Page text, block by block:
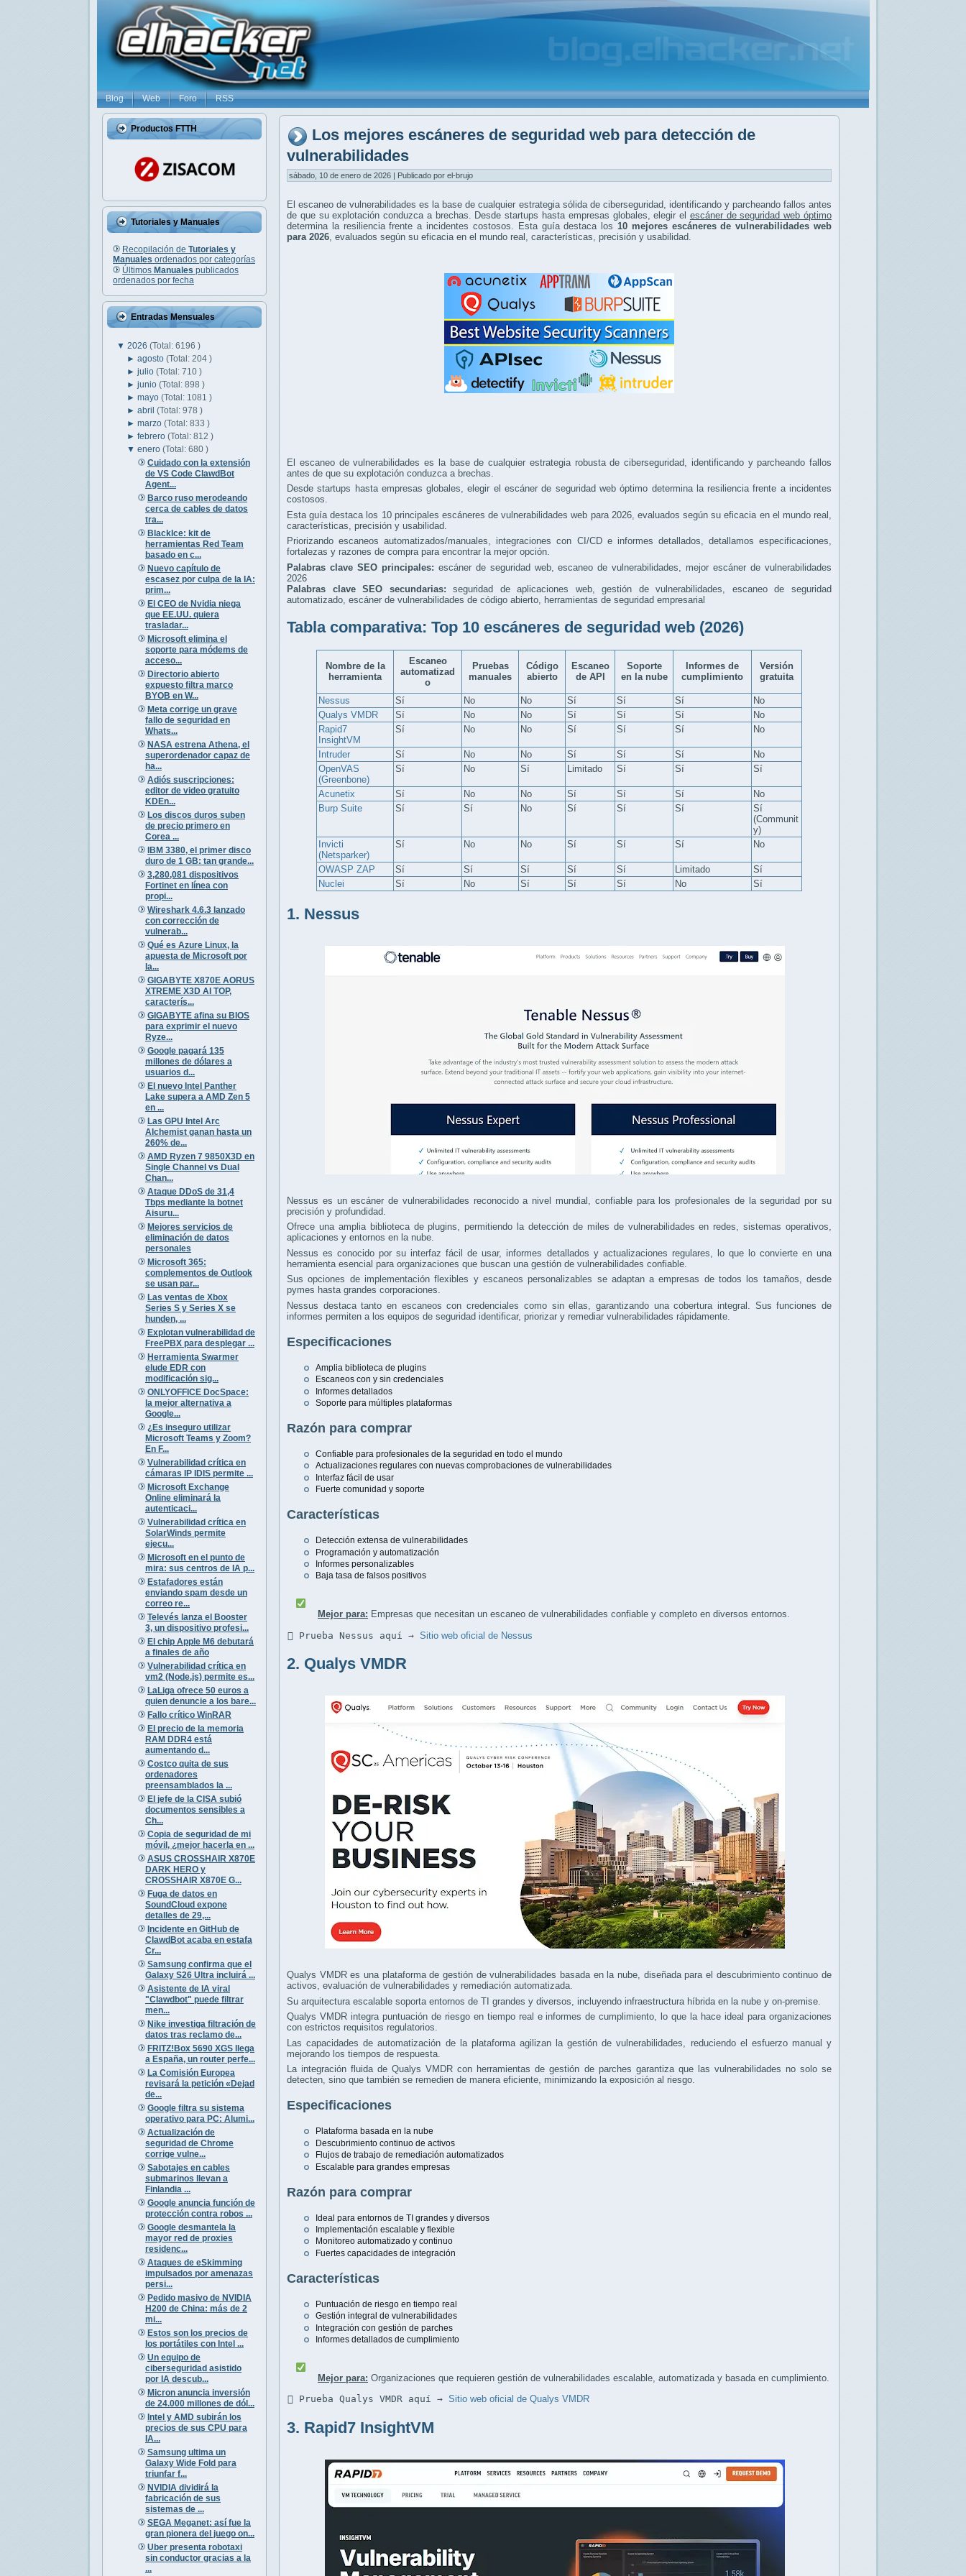
Blog Web Foro RSS
Productos FTTH
Tutoriales y Manuales
Recopilación de Tutoriales y
Manuales ordenados por categorías
Últimos Manuales publicados
ordenados por fecha
Entradas Mensuales
▼ 2026 (Total: 6196 )
►agosto(Total: 204 )
►julio(Total: 710 )
►junio(Total: 898 )
►mayo(Total: 1081 )
►abril(Total: 978 )
►marzo(Total: 833 )
►febrero(Total: 812 )
▼enero(Total: 680 )
Cuidado con la extensión
de VS Code ClawdBot
Agent...
Barco ruso merodeando
cerca de cables de datos
tra...
BlackIce: kit de
herramientas Red Team
basado en c...
Nuevo capítulo de
escasez por culpa de la IA:
prim...
El CEO de Nvidia niega
que EE.UU. quiera
trasladar...
Microsoft elimina el
soporte para módems de
acceso...
Directorio abierto
expuesto filtra marco
BYOB en W...
Meta corrige un grave
fallo de seguridad en
Whats...
NASA estrena Athena, el
superordenador capaz de
ha...
Adiós suscripciones:
editor de video gratuito
KDEn...
Los discos duros suben
de precio primero en
Corea ...
IBM 3380, el primer disco
duro de 1 GB: tan grande...
3,280,081 dispositivos
Fortinet en línea con
propi...
Wireshark 4.6.3 lanzado
con corrección de
vulnerab...
Qué es Azure Linux, la
apuesta de Microsoft por
la...
GIGABYTE X870E AORUS
XTREME X3D AI TOP,
caracterís...
GIGABYTE afina su BIOS
para exprimir el nuevo
Ryze...
Google pagará 135
millones de dólares a
usuarios d...
El nuevo Intel Panther
Lake supera a AMD Zen 5
en ...
Las GPU Intel Arc
Alchemist ganan hasta un
260% de...
AMD Ryzen 7 9850X3D en
Single Channel vs Dual
Chan...
Ataque DDoS de 31,4
Tbps mediante la botnet
Aisuru...
Mejores servicios de
eliminación de datos
personales
Microsoft 365:
complementos de Outlook
se usan par...
Las ventas de Xbox
Series S y Series X se
hunden, ...
Explotan vulnerabilidad de
FreePBX para desplegar ...
Herramienta Swarmer
elude EDR con
modificación sig...
ONLYOFFICE DocSpace:
la mejor alternativa a
Google...
¿Es inseguro utilizar
Microsoft Teams y Zoom?
En F...
Vulnerabilidad crítica en
cámaras IP IDIS permite ...
Microsoft Exchange
Online eliminará la
autenticaci...
Vulnerabilidad crítica en
SolarWinds permite
ejecu...
Microsoft en el punto de
mira: sus centros de IA p...
Estafadores están
enviando spam desde un
correo re...
Televés lanza el Booster
3, un dispositivo profesi...
El chip Apple M6 debutará
a finales de año
Vulnerabilidad crítica en
vm2 (Node.js) permite es...
LaLiga ofrece 50 euros a
quien denuncie a los bare...
Fallo crítico WinRAR
El precio de la memoria
RAM DDR4 está
aumentando d...
Costco quita de sus
ordenadores
preensamblados la ...
El jefe de la CISA subió
documentos sensibles a
Ch...
Copia de seguridad de mi
móvil, ¿mejor hacerla en ...
ASUS CROSSHAIR X870E
DARK HERO y
CROSSHAIR X870E G...
Fuga de datos en
SoundCloud expone
detalles de 29,...
Incidente en GitHub de
ClawdBot acaba en estafa
Cr...
Samsung confirma que el
Galaxy S26 Ultra incluirá ...
Asistente de IA viral
"Clawdbot" puede filtrar
men...
Nike investiga filtración de
datos tras reclamo de...
FRITZ!Box 5690 XGS llega
a España, un router perfe...
La Comisión Europea
revisará la petición «Dejad
de...
Google filtra su sistema
operativo para PC: Alumi...
Actualización de
seguridad de Chrome
corrige vulne...
Sabotajes en cables
submarinos llevan a
Finlandia ...
Google anuncia función de
protección contra robos ...
Google desmantela la
mayor red de proxies
residenc...
Ataques de eSkimming
impulsados por amenazas
persi...
Pedido masivo de NVIDIA
H200 de China: más de 2
mi...
Estos son los precios de
los portátiles con Intel ...
Un equipo de
ciberseguridad asistido
por IA descub...
Micron anuncia inversión
de 24.000 millones de dól...
Intel y AMD subirán los
precios de sus CPU para
IA...
Samsung ultima un
Galaxy Wide Fold para
triunfar f...
NVIDIA dividirá la
fabricación de sus
sistemas de ...
SEGA Meganet: así fue la
gran pionera del juego on...
Uber presenta robotaxi
sin conductor gracias a la
...
Los mejores escáneres de seguridad web para detección de
vulnerabilidades
sábado, 10 de enero de 2026 | Publicado por el-brujo
El escaneo de vulnerabilidades es la base de cualquier estrategia sólida de ciberseguridad, identificando y parcheando fallos antes
de que su explotación conduzca a brechas. Desde startups hasta empresas globales, elegir el escáner de seguridad web óptimo
determina la resiliencia frente a incidentes costosos. Esta guía destaca los 10 mejores escáneres de vulnerabilidades web
para 2026 , evaluados según su eficacia en el mundo real, características, precisión y usabilidad.
El escaneo de vulnerabilidades es la base de cualquier estrategia robusta de ciberseguridad, identificando y parcheando fallos
antes de que su explotación conduzca a brechas.
Desde startups hasta empresas globales, elegir el escáner de seguridad web óptimo determina la resiliencia frente a incidentes
costosos.
Esta guía destaca los 10 principales escáneres de vulnerabilidades web para 2026, evaluados según su eficacia en el mundo real,
características, precisión y usabilidad.
Priorizando escaneos automatizados/manuales, integraciones con CI/CD e informes detallados, detallamos especificaciones,
fortalezas y razones de compra para encontrar la mejor opción.
Palabras clave SEO principales: escáner de seguridad web, escaneo de vulnerabilidades, mejor escáner de vulnerabilidades
2026
Palabras clave SEO secundarias: seguridad de aplicaciones web, gestión de vulnerabilidades, escaneo de seguridad
automatizado, escáner de vulnerabilidades de código abierto, herramientas de seguridad empresarial
Tabla comparativa: Top 10 escáneres de seguridad web (2026)
Nombre de la
herramienta
Escaneo
automatizad
o
Pruebas
manuales
Código
abierto
Escaneo
de API
Soporte
en la nube
Informes de
cumplimiento
Versión
gratuita
Nessus Sí No No Sí Sí Sí
No
Qualys VMDR
Sí No No Sí Sí Sí
No
Rapid7
InsightVM
Sí No No Sí Sí Sí No
Intruder Sí No No Sí Sí Sí
No
OpenVAS
(Greenbone)
Sí No Sí Limitado Sí Sí Sí
Acunetix Sí No No Sí Sí Sí
No
Burp Suite
Sí Sí No Sí Sí Sí
Sí
(Communit
y)
Invicti
(Netsparker)
Sí No No Sí Sí Sí No
OWASP ZAP Sí Sí Sí Sí Sí Limitado
Sí
Nuclei
Sí No Sí Sí Sí No Sí
1. Nessus
Nessus es un escáner de vulnerabilidades reconocido a nivel mundial, confiable para los profesionales de la seguridad por su
precisión y profundidad.
Ofrece una amplia biblioteca de plugins, permitiendo la detección de miles de vulnerabilidades en redes, sistemas operativos,
aplicaciones y entornos en la nube.
Nessus es conocido por su interfaz fácil de usar, informes detallados y actualizaciones regulares, lo que lo convierte en una
herramienta esencial para organizaciones que buscan una gestión de vulnerabilidades confiable.
Sus opciones de implementación flexibles y escaneos personalizables se adaptan a empresas de todos los tamaños, desde
pymes hasta grandes corporaciones.
Nessus destaca tanto en escaneos con credenciales como sin ellas, garantizando una cobertura integral. Sus funciones de
informes permiten a los equipos de seguridad identificar, priorizar y remediar vulnerabilidades rápidamente.
Especificaciones
Amplia biblioteca de plugins
Escaneos con y sin credenciales
Informes detallados
Soporte para múltiples plataformas
Razón para comprar
Confiable para profesionales de la seguridad en todo el mundo
Actualizaciones regulares con nuevas comprobaciones de vulnerabilidades
Interfaz fácil de usar
Fuerte comunidad y soporte
Características
Detección extensa de vulnerabilidades
Programación y automatización
Informes personalizables
Baja tasa de falsos positivos
Mejor para: Empresas que necesitan un escaneo de vulnerabilidades confiable y completo en diversos entornos.
 Prueba Nessus aquí → Sitio web oficial de Nessus
2. Qualys VMDR
Qualys VMDR es una plataforma de gestión de vulnerabilidades basada en la nube, diseñada para el descubrimiento continuo de
activos, evaluación de vulnerabilidades y remediación automatizada.
Su arquitectura escalable soporta entornos de TI grandes y diversos, incluyendo infraestructura híbrida en la nube y on-premise.
Qualys VMDR integra puntuación de riesgo en tiempo real e informes de cumplimiento, lo que la hace ideal para organizaciones
con estrictos requisitos regulatorios.
Las capacidades de automatización de la plataforma agilizan la gestión de vulnerabilidades, reduciendo el esfuerzo manual y
mejorando los tiempos de respuesta.
La integración fluida de Qualys VMDR con herramientas de gestión de parches garantiza que las vulnerabilidades no solo se
detecten, sino que también se remedien de manera eficiente, minimizando la exposición al riesgo.
Especificaciones
Plataforma basada en la nube
Descubrimiento continuo de activos
Flujos de trabajo de remediación automatizados
Escalable para grandes empresas
Razón para comprar
Ideal para entornos de TI grandes y diversos
Implementación escalable y flexible
Monitoreo automatizado y continuo
Fuertes capacidades de integración
Características
Puntuación de riesgo en tiempo real
Gestión integral de vulnerabilidades
Integración con gestión de parches
Informes detallados de cumplimiento
Mejor para: Organizaciones que requieren gestión de vulnerabilidades escalable, automatizada y basada en cumplimiento.
 Prueba Qualys VMDR aquí → Sitio web oficial de Qualys VMDR
3. Rapid7 InsightVM